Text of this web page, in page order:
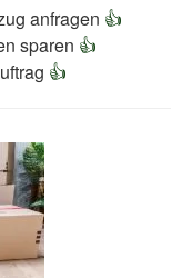
anfragen 👍
sparen 👍
👍